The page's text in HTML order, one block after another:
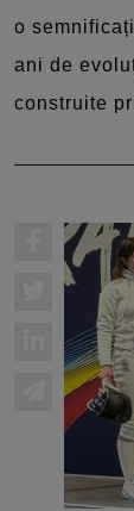
o
ani de
construite